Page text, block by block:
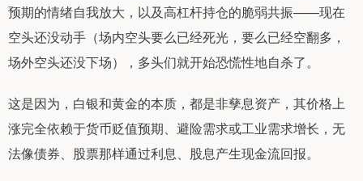
预期的情绪自我放大，以及高杠杆持仓的脆弱共振——现在
空头还没动手（场内空头要么已经死光，要么已经空翻多，
场外空头还没下场），多头们就开始恐慌性地自杀了。
这是因为，白银和黄金的本质，都是非孳息资产，其价格上
涨完全依赖于货币贬值预期、避险需求或工业需求增长，无
法像债券、股票那样通过利息、股息产生现金流回报。